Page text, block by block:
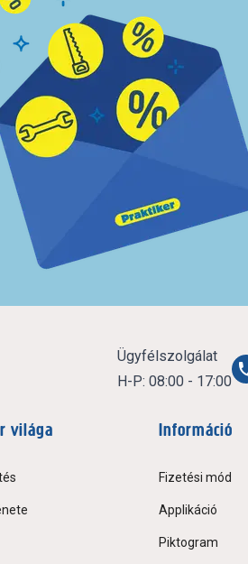
Ügyfélszolgálat
H-P: 08:00 - 17:00
világa Információ
Fizetési mód
Applikáció
Piktogram